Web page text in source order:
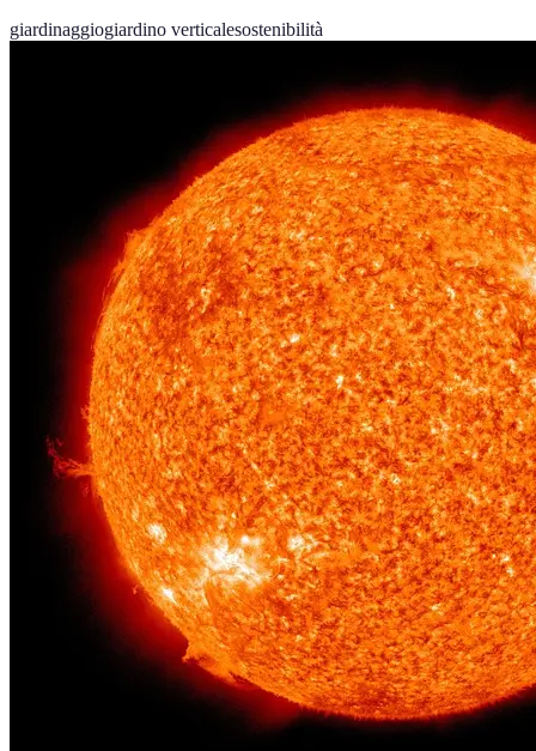
giardinaggiogiardino verticalesostenibilità